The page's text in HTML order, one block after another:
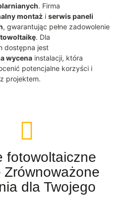
. Firma
montaż i serwis paneli
, gwarantując pełne zadowolenie
. Dla
dostępna jest
wycena instalacji, która
potencjalne korzyści i
projektem.
fotowoltaiczne
dla Twojego